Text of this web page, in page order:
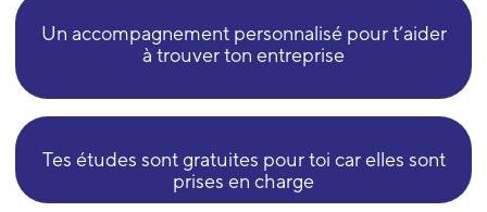
Un accompagnement personnalisé pour t’aider
à trouver ton entreprise
Tes études sont gratuites pour toi car elles sont
prises en charge